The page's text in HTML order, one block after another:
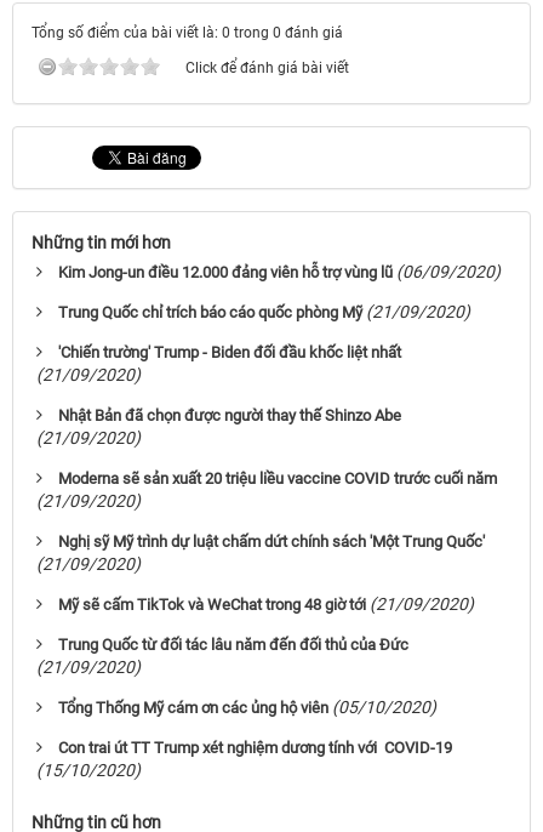
Tổng số điểm của bài viết là: 0 trong 0 đánh giá
Click để đánh giá bài viết
Những tin mới hơn
Kim Jong-un điều 12.000 đảng viên hỗ trợ vùng lũ (06/09/2020)
Trung Quốc chỉ trích báo cáo quốc phòng Mỹ (21/09/2020)
'Chiến trường' Trump - Biden đối đầu khốc liệt nhất
(21/09/2020)
Nhật Bản đã chọn được người thay thế Shinzo Abe
(21/09/2020)
Moderna sẽ sản xuất 20 triệu liều vaccine COVID trước cuối năm
(21/09/2020)
Nghị sỹ Mỹ trình dự luật chấm dứt chính sách 'Một Trung Quốc'
(21/09/2020)
Mỹ sẽ cấm TikTok và WeChat trong 48 giờ tới (21/09/2020)
Trung Quốc từ đối tác lâu năm đến đối thủ của Đức
(21/09/2020)
Tổng Thống Mỹ cám ơn các ủng hộ viên (05/10/2020)
Con trai út TT Trump xét nghiệm dương tính với COVID-19
(15/10/2020)
Những tin cũ hơn